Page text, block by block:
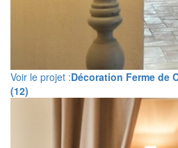
Voir le projet :Décoration Ferme de
(12)